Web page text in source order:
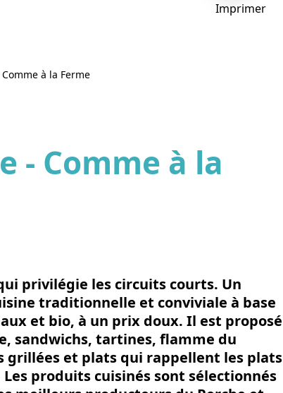
Imprimer
à la Ferme
- Comme à la
privilégie les circuits courts. Un
traditionnelle et conviviale à base
et bio, à un prix doux. Il est proposé
sandwichs, tartines, flamme du
grillées et plats qui rappellent les plats
produits cuisinés sont sélectionnés